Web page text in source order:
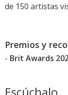
de 150 artistas
Premios y
- Brit Awards